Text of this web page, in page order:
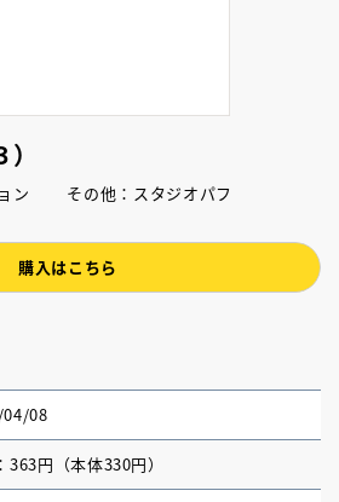
ョン その他：スタジオパフ
購入はこちら
08
363円（本体330円）